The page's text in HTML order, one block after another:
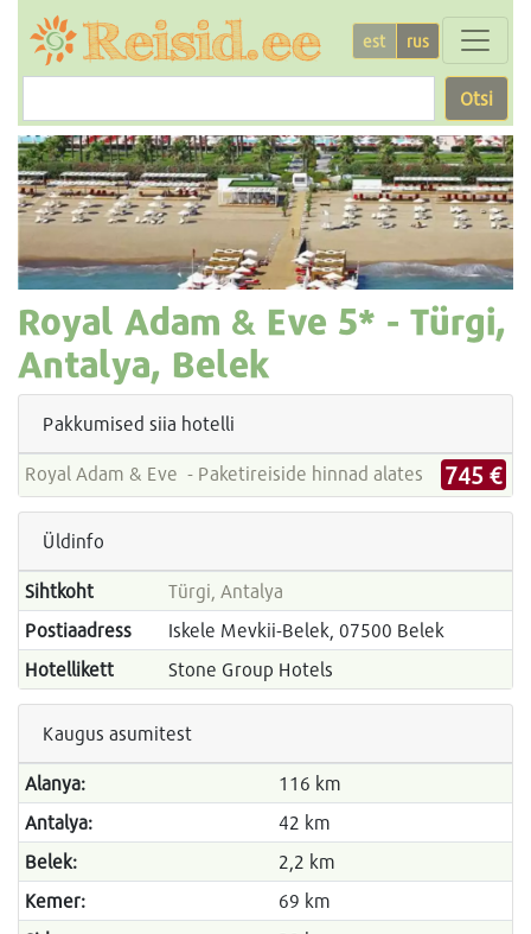
est rus
Otsi
Royal Adam & Eve 5* - Türgi,
Antalya, Belek
Pakkumised siia hotelli
Royal Adam & Eve - Paketireiside hinnad alates 745 €
Üldinfo
Sihtkoht
Türgi, Antalya
Postiaadress
Iskele Mevkii-Belek, 07500 Belek
Hotellikett
Stone Group Hotels
Kaugus asumitest
Alanya:
116 km
Antalya:
42 km
Belek:
2,2 km
Kemer:
69 km